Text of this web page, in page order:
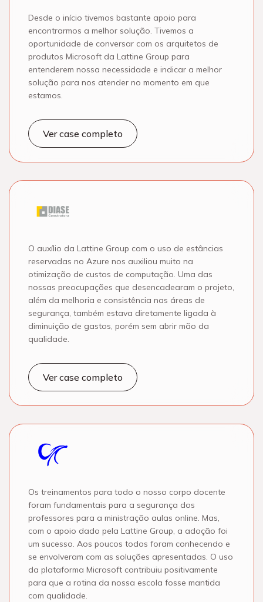
Desde o início tivemos bastante apoio para
encontrarmos a melhor solução. Tivemos a
oportunidade de conversar com os arquitetos de
produtos Microsoft da Lattine Group para
entenderem nossa necessidade e indicar a melhor
solução para nos atender no momento em que
estamos.
Ver case completo
O auxílio da Lattine Group com o uso de estâncias
reservadas no Azure nos auxiliou muito na
otimização de custos de computação. Uma das
nossas preocupações que desencadearam o projeto,
além da melhoria e consistência nas áreas de
segurança, também estava diretamente ligada à
diminuição de gastos, porém sem abrir mão da
qualidade.
Ver case completo
Os treinamentos para todo o nosso corpo docente
foram fundamentais para a segurança dos
professores para a ministração aulas online. Mas,
com o apoio dado pela Lattine Group, a adoção foi
um sucesso. Aos poucos todos foram conhecendo e
se envolveram com as soluções apresentadas. O uso
da plataforma Microsoft contribuiu positivamente
para que a rotina da nossa escola fosse mantida
com qualidade.